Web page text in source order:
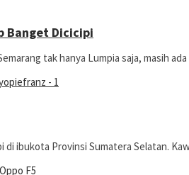
Banget Dicicipi
tak hanya Lumpia saja, masih
ibukota Provinsi Sumatera Selatan.